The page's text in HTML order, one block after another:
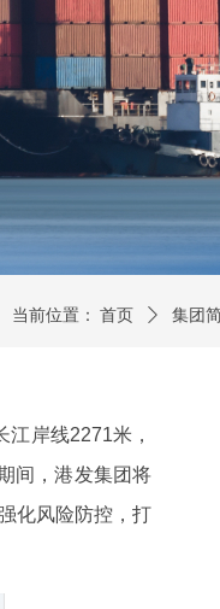
岸线2271米，
间，港发集团将
化风险防控，打
当前位置： 首页 ꄲ 集团